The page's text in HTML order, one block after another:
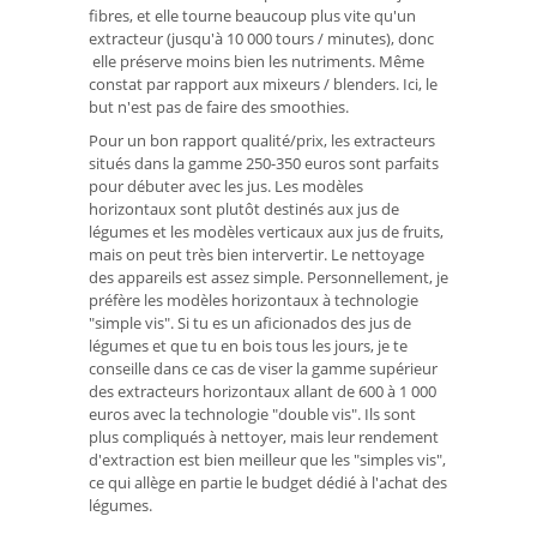
fibres, et elle tourne beaucoup plus vite qu'un
extracteur (jusqu'à 10 000 tours / minutes), donc
elle préserve moins bien les nutriments. Même
constat par rapport aux mixeurs / blenders. Ici, le
but n'est pas de faire des smoothies.
Pour un bon rapport qualité/prix, les extracteurs
situés dans la gamme 250-350 euros sont parfaits
pour débuter avec les jus. Les modèles
horizontaux sont plutôt destinés aux jus de
légumes et les modèles verticaux aux jus de fruits,
mais on peut très bien intervertir. Le nettoyage
des appareils est assez simple. Personnellement, je
préfère les modèles horizontaux à technologie
"simple vis". Si tu es un aficionados des jus de
légumes et que tu en bois tous les jours, je te
conseille dans ce cas de viser la gamme supérieur
des extracteurs horizontaux allant de 600 à 1 000
euros avec la technologie "double vis". Ils sont
plus compliqués à nettoyer, mais leur rendement
d'extraction est bien meilleur que les "simples vis",
ce qui allège en partie le budget dédié à l'achat des
légumes.